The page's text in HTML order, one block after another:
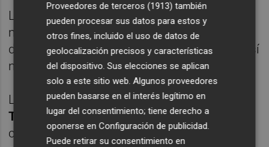
La restricción de la movilidad es una de las
medidas más eficaces frente a la expansión
del coronavirus, pero adoptar una medida así
no es fácil para las administraciones.
La presidenta del Consejo de Estado,
Teresa Fernández de la Vega, ha
considerado este miércoles, con ocasión de
Proveedores de terceros (1913) también
pueden procesar sus datos para estos y
otros fines, incluido el uso de datos de
geolocalización precisos y características
del dispositivo. Sus elecciones se aplican
solo a este sitio web. Algunos proveedores
pueden basarse en el interés legítimo en
lugar del consentimiento; tiene derecho a
oponerse enConfiguración de publicidad.
Puede retirar su consentimiento en